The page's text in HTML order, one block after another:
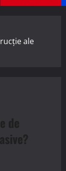
ale
de